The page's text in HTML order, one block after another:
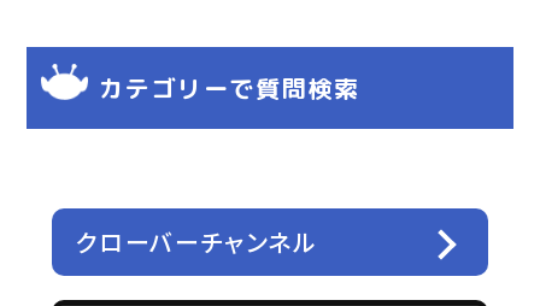
カテゴリーで質問検索
クローバーチャンネル